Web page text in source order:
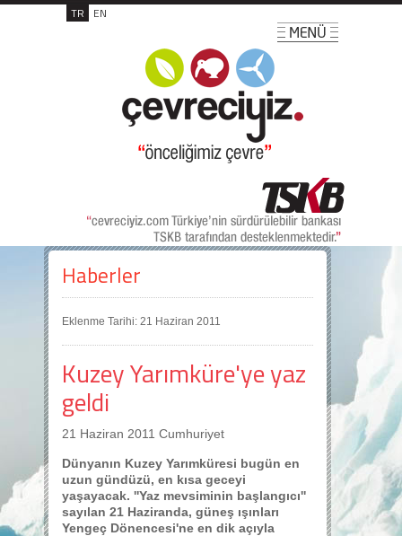
TR EN
Haberler
Eklenme Tarihi: 21 Haziran 2011
Kuzey Yarımküre'ye yaz
geldi
21 Haziran 2011 Cumhuriyet
Dünyanın Kuzey Yarımküresi bugün en
uzun gündüzü, en kısa geceyi
yaşayacak. ''Yaz mevsiminin başlangıcı''
sayılan 21 Haziranda, güneş ışınları
Yengeç Dönencesi'ne en dik açıyla